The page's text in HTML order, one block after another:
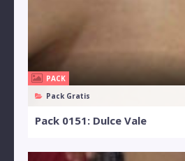
PACK
Pack Gratis
Pack 0151: Dulce Vale